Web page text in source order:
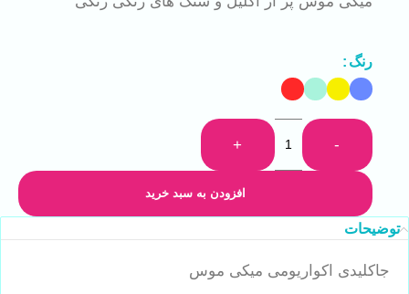
رنگ
-
+
افزودن به سبد خرید
توضیحات
جاکلیدی اکواریومی میکی موس